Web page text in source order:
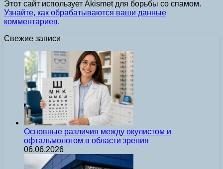
Этот сайт использует Akismet для борьбы со спамом.
Узнайте, как обрабатываются ваши данные
комментариев.
Свежие записи
Основные различия между окулистом и
офтальмологом в области зрения
06.06.2026